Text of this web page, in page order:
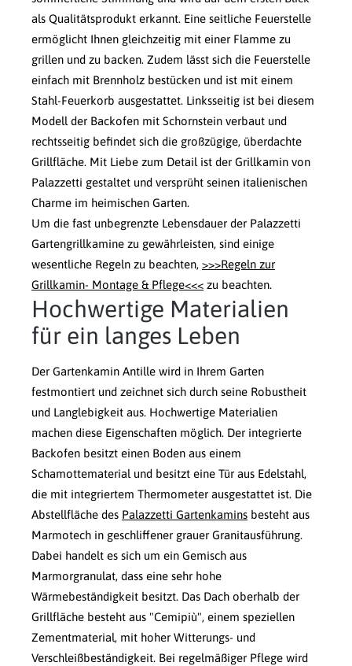
als Qualitätsprodukt erkannt. Eine seitliche Feuerstelle
ermöglicht Ihnen gleichzeitig mit einer Flamme zu
grillen und zu backen. Zudem lässt sich die Feuerstelle
einfach mit Brennholz bestücken und ist mit einem
Stahl-Feuerkorb ausgestattet. Linksseitig ist bei diesem
Modell der Backofen mit Schornstein verbaut und
rechtsseitig befindet sich die großzügige, überdachte
Grillfläche. Mit Liebe zum Detail ist der Grillkamin von
Palazzetti gestaltet und versprüht seinen italienischen
Charme im heimischen Garten.
Um die fast unbegrenzte Lebensdauer der Palazzetti
Gartengrillkamine zu gewährleisten, sind einige
wesentliche Regeln zu beachten, >>>Regeln zur
Grillkamin- Montage & Pflege<<< zu beachten.
Hochwertige Materialien
für ein langes Leben
Der Gartenkamin Antille wird in Ihrem Garten
festmontiert und zeichnet sich durch seine Robustheit
und Langlebigkeit aus. Hochwertige Materialien
machen diese Eigenschaften möglich. Der integrierte
Backofen besitzt einen Boden aus einem
Schamottematerial und besitzt eine Tür aus Edelstahl,
die mit integriertem Thermometer ausgestattet ist. Die
Abstellfläche des Palazzetti Gartenkamins besteht aus
Marmotech in geschliffener grauer Granitausführung.
Dabei handelt es sich um ein Gemisch aus
Marmorgranulat, dass eine sehr hohe
Wärmebeständigkeit besitzt. Das Dach oberhalb der
Grillfläche besteht aus "Cemipiù", einem speziellen
Zementmaterial, mit hoher Witterungs- und
Verschleißbeständigkeit. Bei regelmäßiger Pflege wird